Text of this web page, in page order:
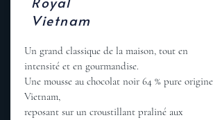
Vietnam
Un grand classique de la maison, tout en
intensité et en gourmandise.
Une mousse au chocolat noir 64 % pure origine
Vietnam,
reposant sur un croustillant praliné aux